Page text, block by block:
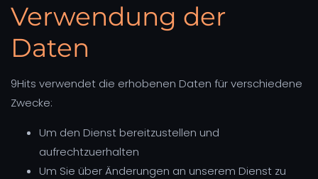
Verwendung der
Daten
9Hits verwendet die erhobenen Daten für verschiedene
Zwecke:
Um den Dienst bereitzustellen und
aufrechtzuerhalten
Um Sie über Änderungen an unserem Dienst zu